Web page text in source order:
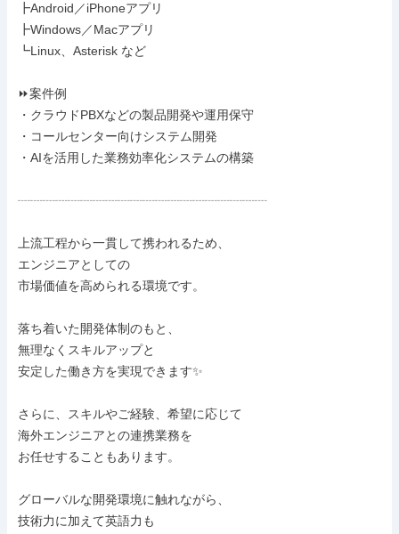
┣Android／iPhoneアプリ
┣Windows／Macアプリ
┗Linux、Asterisk など
⏩案件例
・クラウドPBXなどの製品開発や運用保守
・コールセンター向けシステム開発
・AIを活用した業務効率化システムの構築
┈┈┈┈┈┈┈┈┈┈┈┈┈┈┈┈┈┈┈┈
上流工程から一貫して携われるため、
エンジニアとしての
市場価値を高められる環境です。
落ち着いた開発体制のもと、
無理なくスキルアップと
安定した働き方を実現できます✨
さらに、スキルやご経験、希望に応じて
海外エンジニアとの連携業務を
お任せすることもあります。
グローバルな開発環境に触れながら、
技術力に加えて英語力も